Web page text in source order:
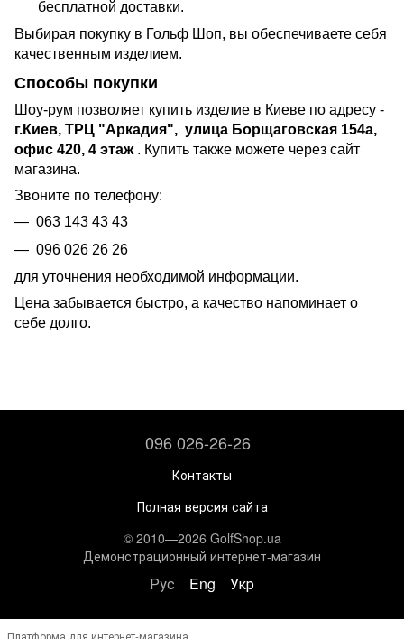
бесплатной доставки.
Выбирая покупку в Гольф Шоп, вы обеспечиваете себя
качественным изделием.
Способы покупки
Шоу-рум позволяет купить изделие в Киеве по адресу -
г.Киев, ТРЦ "Аркадия", улица Борщаговская 154а,
офис 420, 4 этаж. Купить также можете через сайт
магазина.
Звоните по телефону:
063 143 43 43
096 026 26 26
для уточнения необходимой информации.
Цена забывается быстро, а качество напоминает о
себе долго.
096 026-26-26
Контакты
Полная версия сайта
© 2010—2026 GolfShop.ua
Демонстрационный интернет-магазин
Рус Eng Укр
Платформа для интернет-магазина